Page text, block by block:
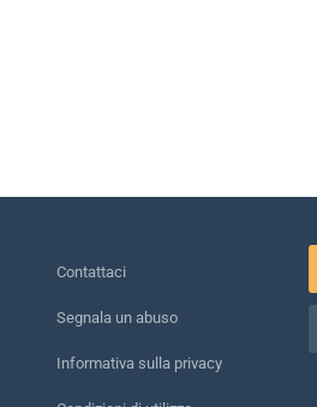
Contattaci
Segnala un abuso
Informativa sulla privacy